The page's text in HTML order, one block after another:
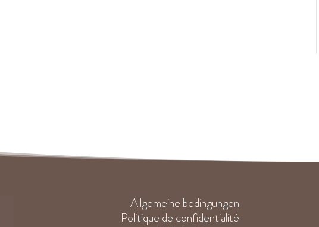
Allgemeine bedingungen
Politique de confidentialité